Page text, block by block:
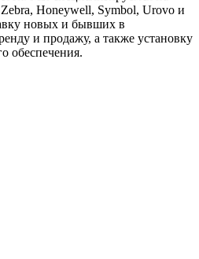
Honeywell, Symbol, Urovo и
новых и бывших в
и продажу, а также установку
обеспечения.